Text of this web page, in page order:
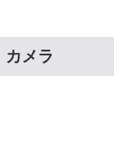
カメラ